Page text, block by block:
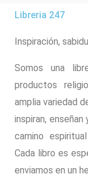
Libreria 247
Inspiración,
Somos una
productos
amplia variedad
inspiran,
camino
Cada libro es
enviamos en un